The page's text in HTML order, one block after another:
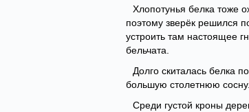
Хлопотунья белка тоже
поэтому зверёк решился
устроить там настоящее
бельчата.
Долго скиталась белка
большую столетнюю сосну.
Среди густой кроны